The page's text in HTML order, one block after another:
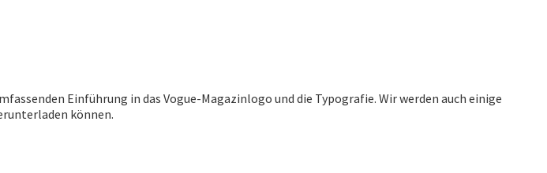
Einführung in das Vogue-Magazinlogo und die Typografie. Wir werden auch einige
können.